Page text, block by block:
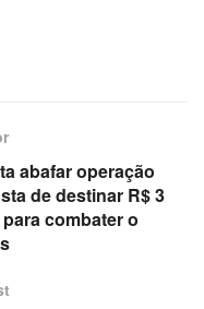
abafar operação
de destinar R$ 3
combater o